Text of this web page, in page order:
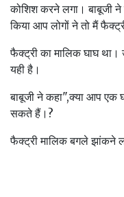
कोशिश करने लगा। बाबूजी
किया आप लोगों ने तो मैं
फैक्ट्री का मालिक घाघ था।
यही है।
बाबूजी ने कहा",क्या आप
सकते हैं।? ‌
फैक्ट्री मालिक बगले झांकने